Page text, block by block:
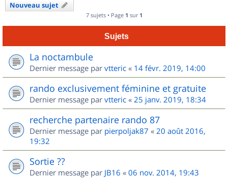
Nouveau sujet
7 sujets • Page 1 sur 1
Sujets
La noctambule
Dernier message par vtteric « 14 févr. 2019, 14:00
rando exclusivement féminine et gratuite
Dernier message par vtteric « 25 janv. 2019, 18:34
recherche partenaire rando 87
Dernier message par pierpoljak87 « 20 août 2016,
19:32
Sortie ??
Dernier message par JB16 « 06 nov. 2014, 19:43